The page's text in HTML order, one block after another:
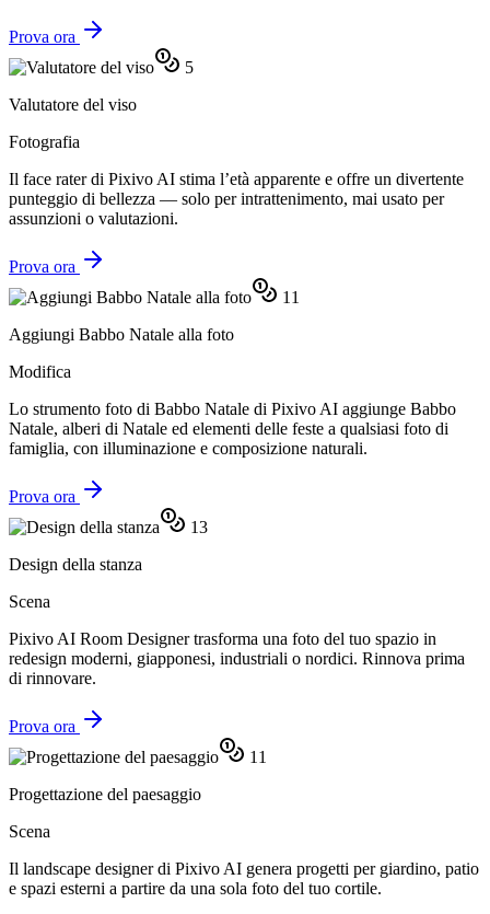
Prova ora
5
Valutatore del viso
Fotografia
Il face rater di Pixivo AI stima l’età apparente e offre un divertente
punteggio di bellezza — solo per intrattenimento, mai usato per
assunzioni o valutazioni.
Prova ora
11
Aggiungi Babbo Natale alla foto
Modifica
Lo strumento foto di Babbo Natale di Pixivo AI aggiunge Babbo
Natale, alberi di Natale ed elementi delle feste a qualsiasi foto di
famiglia, con illuminazione e composizione naturali.
Prova ora
13
Design della stanza
Scena
Pixivo AI Room Designer trasforma una foto del tuo spazio in
redesign moderni, giapponesi, industriali o nordici. Rinnova prima
di rinnovare.
Prova ora
11
Progettazione del paesaggio
Scena
Il landscape designer di Pixivo AI genera progetti per giardino, patio
e spazi esterni a partire da una sola foto del tuo cortile.